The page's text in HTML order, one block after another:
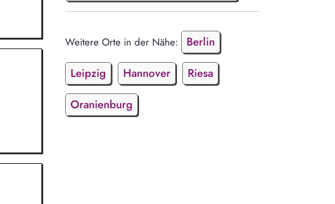
Weitere Orte in der Nähe:
Berlin
Leipzig
Hannover
Riesa
Oranienburg